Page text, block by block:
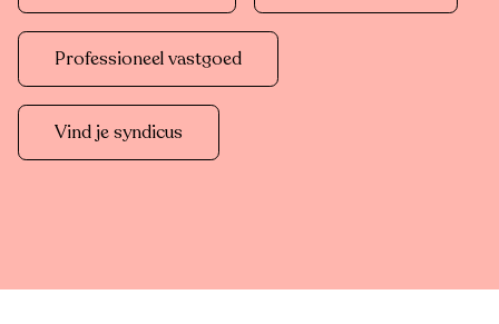
Professioneel vastgoed
Vind je syndicus